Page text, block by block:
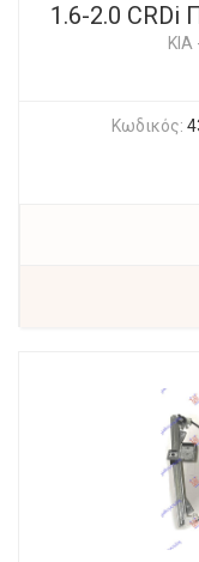
1.6-2.0 CRDi
KIA
Κωδικός: